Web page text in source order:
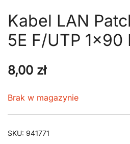
Kabel LAN
5E F/UTP 1×90
8,00 zł
Brak w magazynie
SKU: 941771